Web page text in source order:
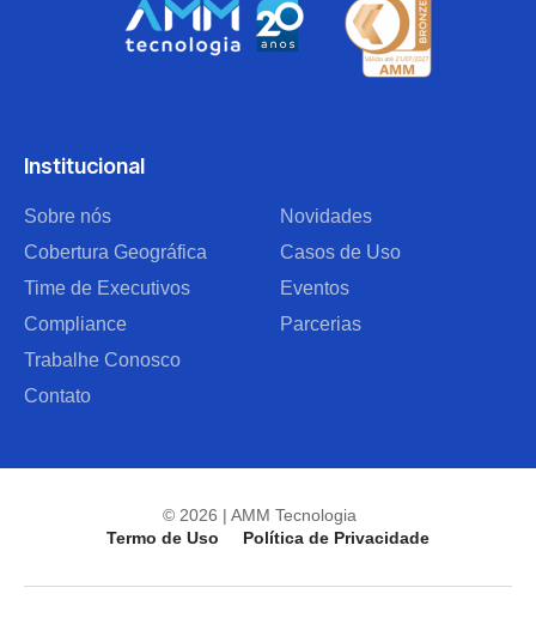
Institucional
Sobre nós
Cobertura Geográfica
Time de Executivos
Compliance
Trabalhe Conosco
Contato
Novidades
Casos de Uso
Eventos
Parcerias
© 2026 | AMM Tecnologia
Termo de Uso
Política de Privacidade